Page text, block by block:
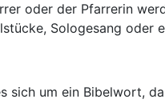
oder der Pfarrerin
Sologesang
sich um ein Bibelwort,